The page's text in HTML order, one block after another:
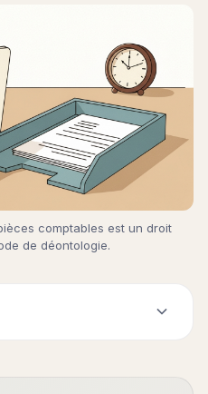
comptables est un droit
de déontologie.